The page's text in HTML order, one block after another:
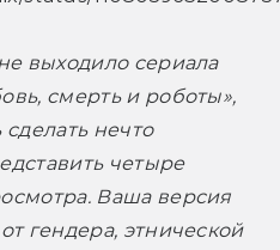
выходило сериала
смерть и роботы»,
нечто
четыре
Ваша версия
гендера, этнической